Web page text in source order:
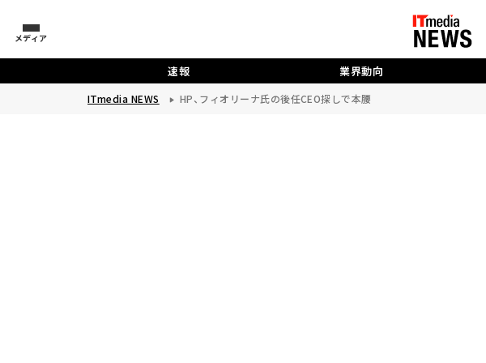
メディア
速報 業界動向
ITmedia NEWS HP、フィオリーナ氏の後任CEO探しで本腰